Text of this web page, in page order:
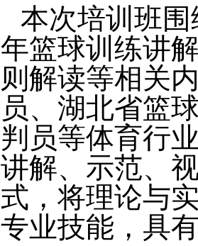
本次培训班
年篮球训练讲
则解读等相关
员、湖北省篮
判员等体育行
讲解、示范、
式，将理论与
专业技能，具